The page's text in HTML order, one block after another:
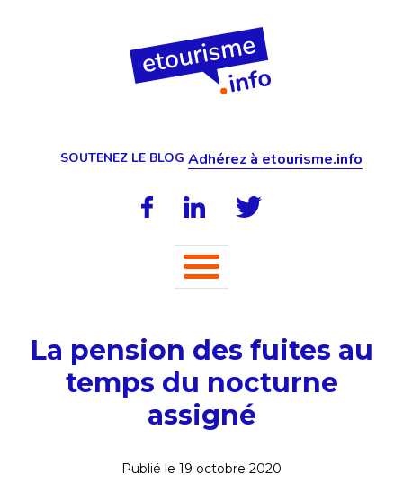
SOUTENEZ LE BLOG Adhérez à etourisme.info
La pension des fuites au
temps du nocturne
assigné
Publié le 19 octobre 2020